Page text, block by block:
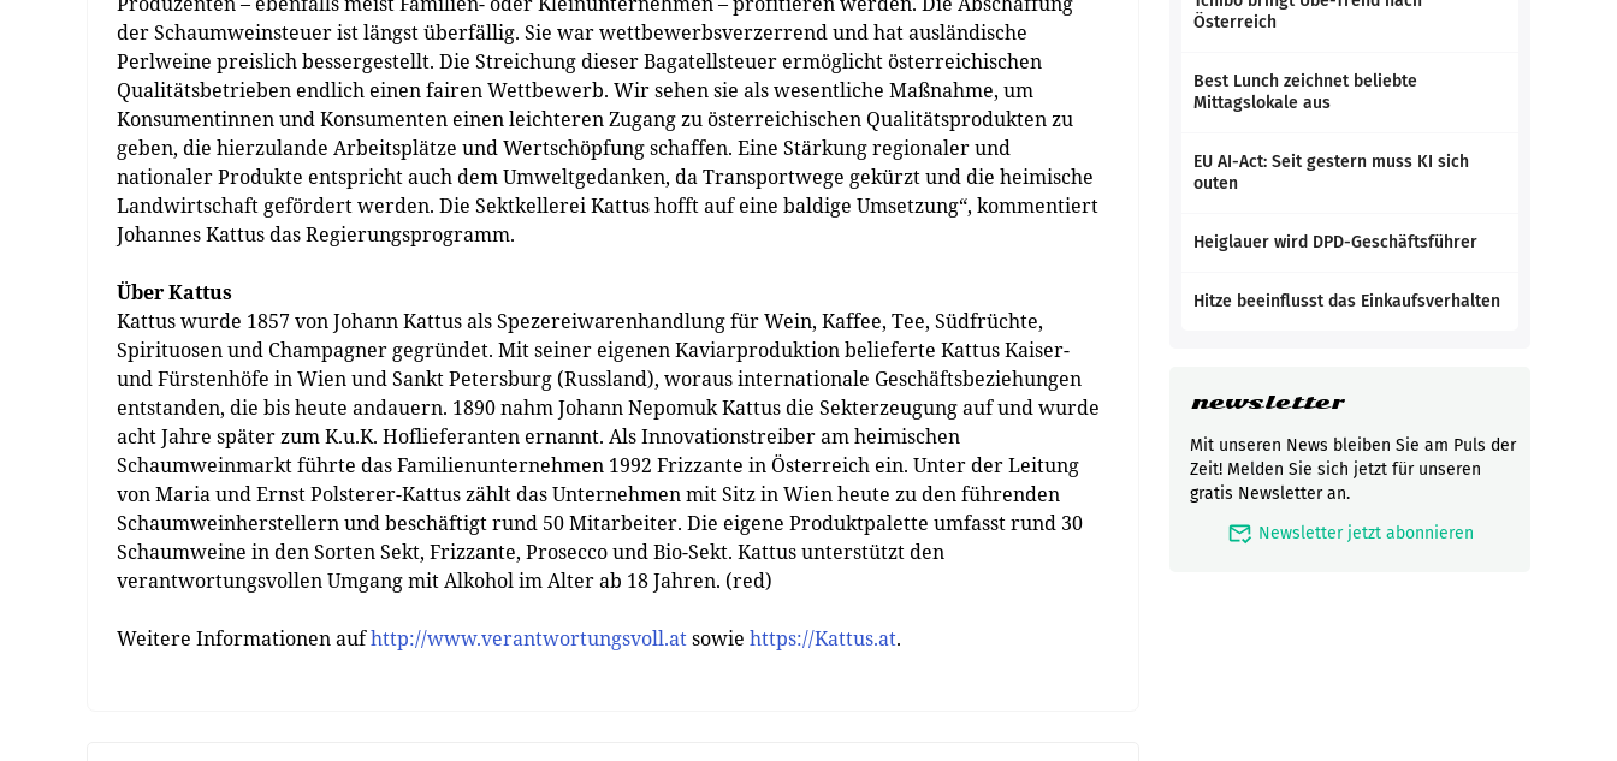
der Schaumweinsteuer ist längst überfällig. Sie war wettbewerbsverzerrend und hat ausländische
Perlweine preislich bessergestellt. Die Streichung dieser Bagatellsteuer ermöglicht österreichischen
Qualitätsbetrieben endlich einen fairen Wettbewerb. Wir sehen sie als wesentliche Maßnahme, um
Konsumentinnen und Konsumenten einen leichteren Zugang zu österreichischen Qualitätsprodukten zu
geben, die hierzulande Arbeitsplätze und Wertschöpfung schaffen. Eine Stärkung regionaler und
nationaler Produkte entspricht auch dem Umweltgedanken, da Transportwege gekürzt und die heimische
Landwirtschaft gefördert werden. Die Sektkellerei Kattus hofft auf eine baldige Umsetzung“, kommentiert
Johannes Kattus das Regierungsprogramm.
Über Kattus
Kattus wurde 1857 von Johann Kattus als Spezereiwarenhandlung für Wein, Kaffee, Tee, Südfrüchte,
Spirituosen und Champagner gegründet. Mit seiner eigenen Kaviarproduktion belieferte Kattus Kaiser-
und Fürstenhöfe in Wien und Sankt Petersburg (Russland), woraus internationale Geschäftsbeziehungen
entstanden, die bis heute andauern. 1890 nahm Johann Nepomuk Kattus die Sekterzeugung auf und wurde
acht Jahre später zum K.u.K. Hoflieferanten ernannt. Als Innovationstreiber am heimischen
Schaumweinmarkt führte das Familienunternehmen 1992 Frizzante in Österreich ein. Unter der Leitung
von Maria und Ernst Polsterer-Kattus zählt das Unternehmen mit Sitz in Wien heute zu den führenden
Schaumweinherstellern und beschäftigt rund 50 Mitarbeiter. Die eigene Produktpalette umfasst rund 30
Schaumweine in den Sorten Sekt, Frizzante, Prosecco und Bio-Sekt. Kattus unterstützt den
verantwortungsvollen Umgang mit Alkohol im Alter ab 18 Jahren. (red)
Weitere Informationen aufhttp://www.verantwortungsvoll.atsowie https://Kattus.at.
Österreich
Best Lunch zeichnet beliebte
Mittagslokale aus
EU AI-Act: Seit gestern muss KI sich
outen
Heiglauer wird DPD-Geschäftsführer
Hitze beeinflusst das Einkaufsverhalten
newsletter
Mit unseren News bleiben Sie am Puls der
Zeit! Melden Sie sich jetzt für unseren
gratis Newsletter an.
mark_email_read Newsletter jetzt abonnieren